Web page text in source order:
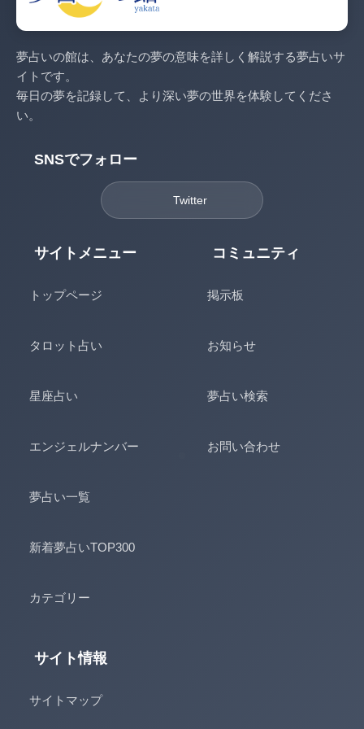
夢占いの館は、あなたの夢の意味を詳しく解説する夢占いサ
イトです。
毎日の夢を記録して、より深い夢の世界を体験してくださ
い。
SNSでフォロー
Twitter
サイトメニュー
トップページ
タロット占い
星座占い
エンジェルナンバー
夢占い一覧
新着夢占いTOP300
カテゴリー
コミュニティ
掲示板
お知らせ
夢占い検索
お問い合わせ
サイト情報
サイトマップ